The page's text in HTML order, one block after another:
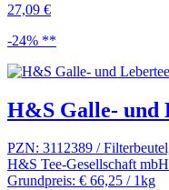
27,09 €
-24% **
H&S Galle- und
PZN: 3112389 /
H&S Tee-Gesellschaft
Grundpreis: € 66,25 / 1kg